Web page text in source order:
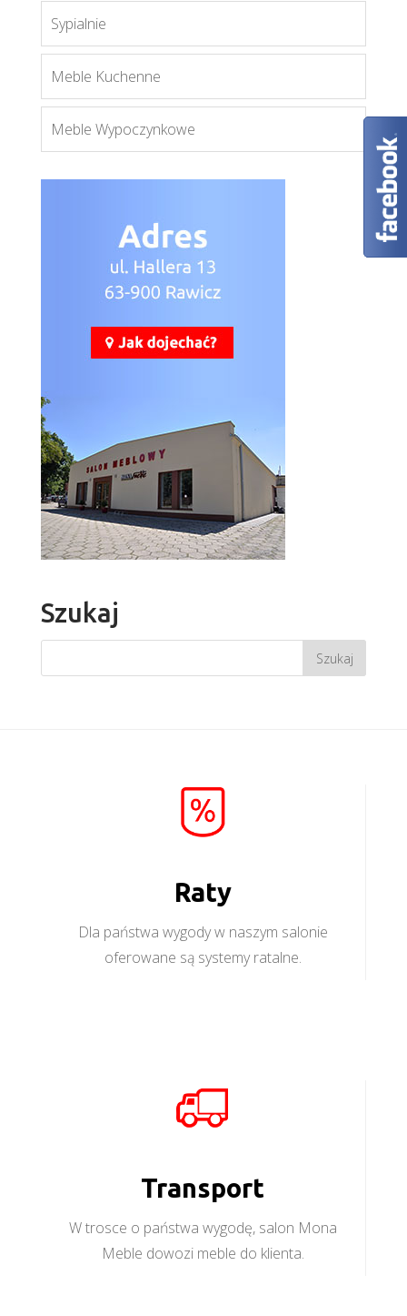
Mobi MO12
Sypialnie
Meble Kuchenne
Meble Wypoczynkowe
Szukaj
Raty
Dla państwa wygody w naszym salonie
oferowane są systemy ratalne.
Transport
W trosce o państwa wygodę, salon Mona
Meble dowozi meble do klienta.